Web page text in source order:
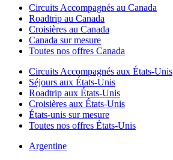
Circuits Accompagnés au Canada
Roadtrip au Canada
Croisières au Canada
Canada sur mesure
Toutes nos offres Canada
Circuits Accompagnés aux États-Unis
Séjours aux États-Unis
Roadtrip aux États-Unis
Croisières aux États-Unis
États-unis sur mesure
Toutes nos offres États-Unis
Argentine